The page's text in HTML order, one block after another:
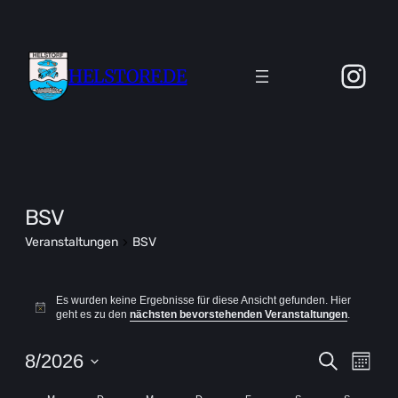
HELSTORF.DE
BSV
Veranstaltungen BSV
Hinweis
Es wurden keine Ergebnisse für diese Ansicht gefunden. Hier
geht es zu den nächsten bevorstehenden Veranstaltungen.
Suche
Suche
Monat
8/2026